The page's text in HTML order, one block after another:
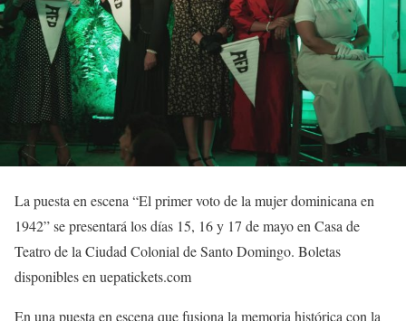
La puesta en escena “El primer voto de la mujer dominicana en
1942” se presentará los días 15, 16 y 17 de mayo en Casa de
Teatro de la Ciudad Colonial de Santo Domingo. Boletas
disponibles en uepatickets.com
En una puesta en escena que fusiona la memoria histórica con la